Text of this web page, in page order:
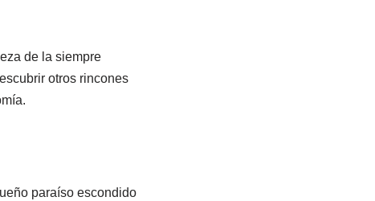
de la siempre
otros rincones
paraíso escondido